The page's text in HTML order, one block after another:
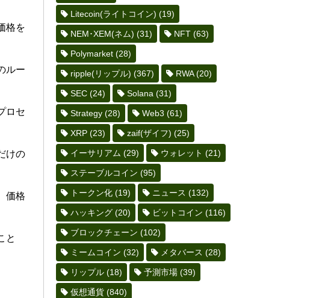
格を
ルー
ロセ
けの
価格
と
Litecoin(ライトコイン) (19)
NEM･XEM(ネム) (31) NFT (63)
Polymarket (28)
ripple(リップル) (367) RWA(20)
SEC (24) Solana (31)
Strategy (28) Web3 (61)
XRP (23) zaif(ザイフ) (25)
イーサリアム (29) ウォレット (21)
ステーブルコイン (95)
トークン化 (19) ニュース (132)
ハッキング (20) ビットコイン (116)
ブロックチェーン (102)
ミームコイン (32) メタバース (28)
リップル (18) 予測市場 (39)
仮想通貨 (840)